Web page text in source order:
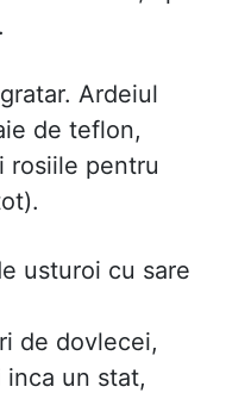
Ardeiul
de teflon,
rosiile pentru
usturoi cu sare
de dovlecei,
un stat,